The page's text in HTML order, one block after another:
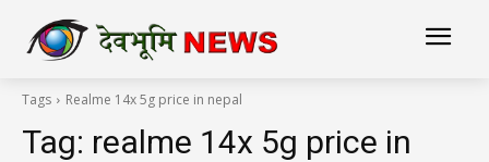
Tags Realme 14x 5g price in nepal
Tag: realme 14x 5g price in